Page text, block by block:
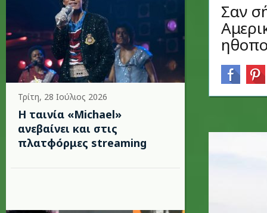
Τρίτη, 28 Ιούλιος 2026
Η ταινία «Michael»
ανεβαίνει και στις
πλατφόρμες streaming
Σαν